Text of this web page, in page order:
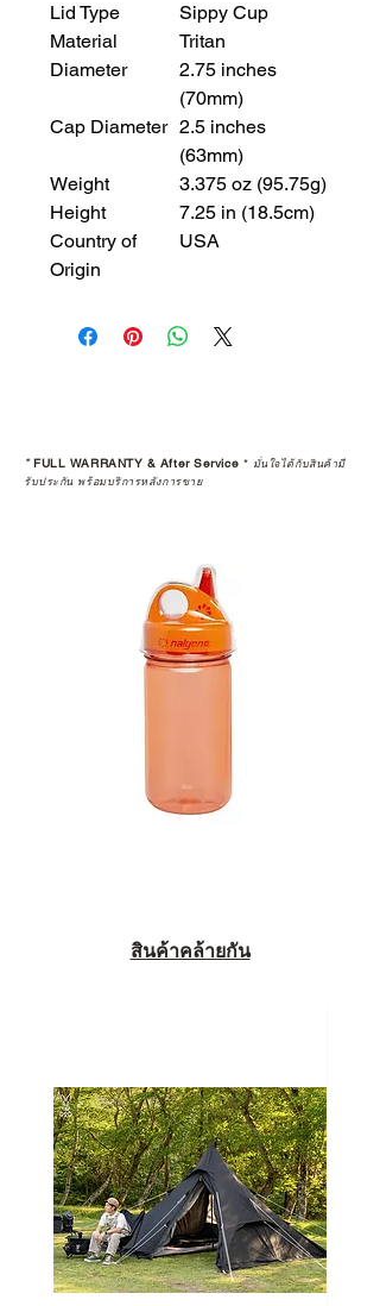
Lid Type
Sippy Cup
Material
Tritan
Diameter
2.75 inches
(70mm)
Cap Diameter 2.5 inches
(63mm)
Weight
3.375 oz (95.75g)
Height
7.25 in (18.5cm)
Country of
Origin
USA
*FULL WARRANTY & After Service * มั่นใจได้กับสินค้ามี
รับประกัน พร้อมบริการหลังการขาย
สินค้าคล้ายกัน